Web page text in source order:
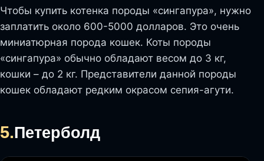
Чтобы купить котенка породы «сингапура», нужно
заплатить около 600-5000 долларов. Это очень
миниатюрная порода кошек. Коты породы
«сингапура» обычно обладают весом до 3 кг,
кошки – до 2 кг. Представители данной породы
кошек обладают редким окрасом сепия-агути.
5.Петерболд